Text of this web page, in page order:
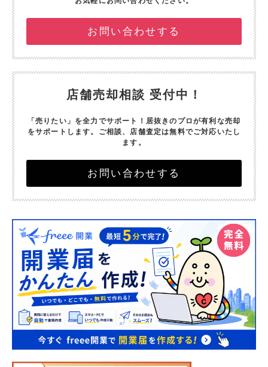
お問い合わせする
店舗売却相談 受付中！
「売りたい」を全力でサポート！ 居抜きのプロが有利な売却
をサポートします。 ご相談、店舗査定は無料でご対応いたし
ます。
お問い合わせする